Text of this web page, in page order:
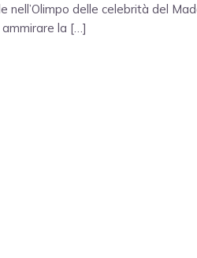
nell’Olimpo delle celebrità del
la […]